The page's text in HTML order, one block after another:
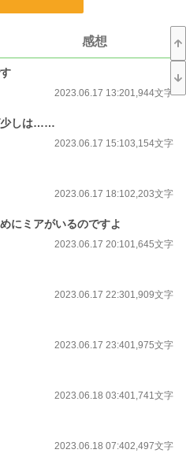
感想
2023.06.17 13:201,944文字
少しは……
2023.06.17 15:103,154文字
2023.06.17 18:102,203文字
にミアがいるのですよ
2023.06.17 20:101,645文字
2023.06.17 22:301,909文字
2023.06.17 23:401,975文字
2023.06.18 03:401,741文字
2023.06.18 07:402,497文字